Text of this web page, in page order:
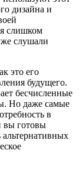
дизайна и
слишком
слушали
это его
будущего.
бесчисленные
Но даже самые
в
вы готовы